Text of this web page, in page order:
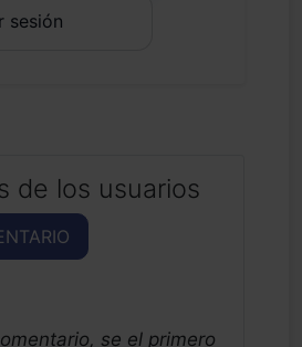
sesión
de los usuarios
se el primero